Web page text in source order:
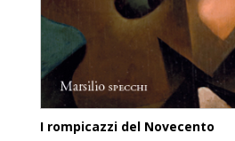
I rompicazzi del Novecento